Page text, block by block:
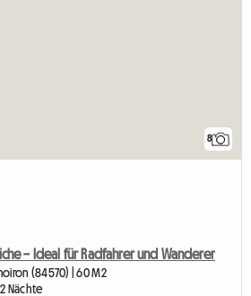
8
– Ideal für Radfahrer und Wanderer
(84570) | 60 M2
Nächte